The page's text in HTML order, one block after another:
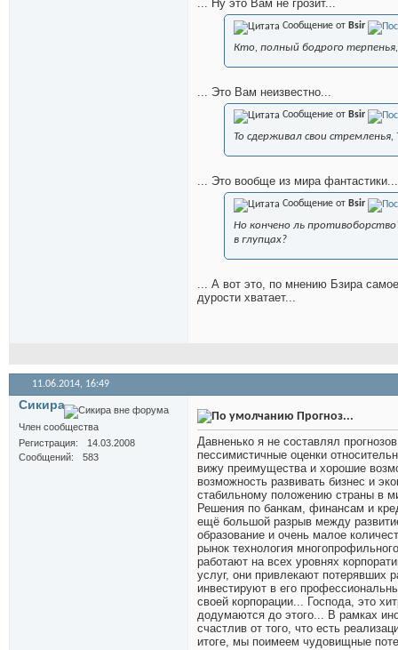
... Ну это Вам не грозит...
Сообщение от Bsir
Кто, полный бодрого
... Это Вам неизвестно...
Сообщение от Bsir
То сдерживал свои стремленья,
... Это вообще из мира фантастики...
Сообщение от Bsir
Но кончено ль
в глупцах?
... А вот это, по мнению Бзира
дурости хватает...
11.06.2014, 16:49
Сикира
Член сообщества
Регистрация
14.03.2008
Сообщений
583
Прогноз...
Давненько я не составлял
пессимистичные оценки
вижу преимущества и хорошие
возможность развивать бизнес и
стабильному положению страны в
Решения по банкам, финансам и
ещё большой разрыв между
образование и очень малое
рынок технология
работают на всех уровнях
услуг, они привлекают потерявших
инвестируют в его
своей корпорации... Господа, это
додумаются до этого... В рамках
счастлив от того, что есть
итоге, мы поимеем чудовищные